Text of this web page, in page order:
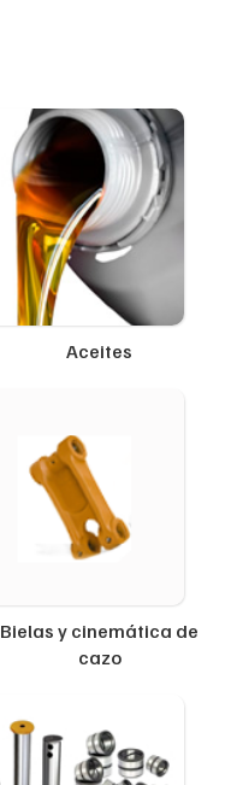
Aceites
Bielas y cinemática de
cazo